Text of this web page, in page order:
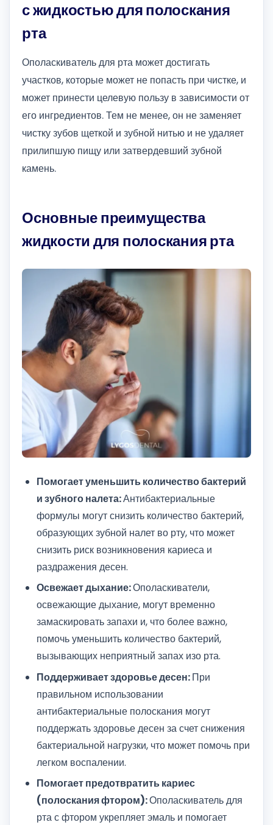
с жидкостью для полоскания
рта
Ополаскиватель для рта может достигать
участков, которые может не попасть при чистке, и
может принести целевую пользу в зависимости от
его ингредиентов. Тем не менее, он не заменяет
чистку зубов щеткой и зубной нитью и не удаляет
прилипшую пищу или затвердевший зубной
камень.
Основные преимущества
жидкости для полоскания рта
Помогает уменьшить количество бактерий
и зубного налета:Антибактериальные
формулы могут снизить количество бактерий,
образующих зубной налет во рту, что может
снизить риск возникновения кариеса и
раздражения десен.
Освежает дыхание:Ополаскиватели,
освежающие дыхание, могут временно
замаскировать запахи и, что более важно,
помочь уменьшить количество бактерий,
вызывающих неприятный запах изо рта.
Поддерживает здоровье десен:При
правильном использовании
антибактериальные полоскания могут
поддержать здоровье десен за счет снижения
бактериальной нагрузки, что может помочь при
легком воспалении.
Помогает предотвратить кариес
(полоскания фтором):Ополаскиватель для
рта с фтором укрепляет эмаль и помогает